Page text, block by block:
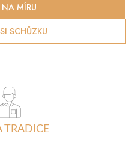
SCHŮZKU
MÍRU
TRADICE